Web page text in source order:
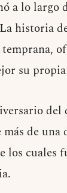
a lo largo
historia
su
de
los